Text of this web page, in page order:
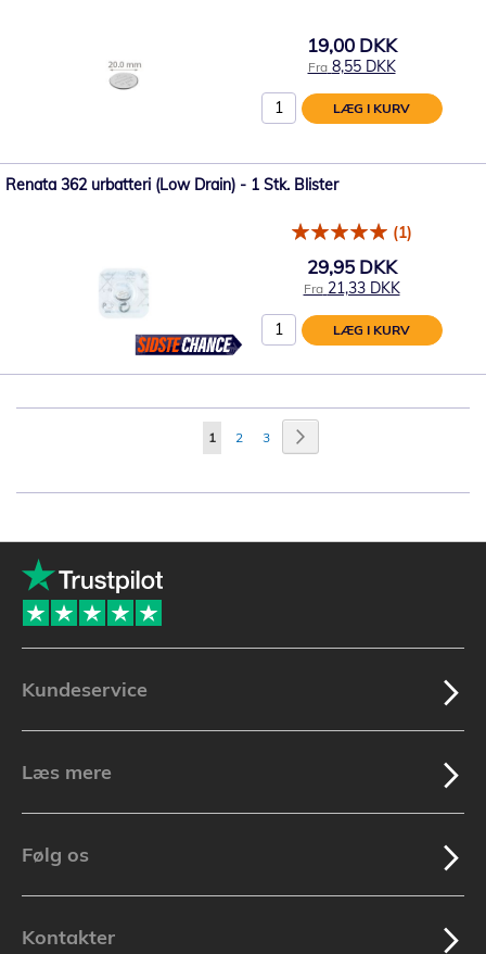
19,00 DKK
Fra 8,55 DKK
LÆG I KURV
Renata 362 urbatteri (Low Drain) - 1 Stk. Blister
(1)
29,95 DKK
Fra 21,33 DKK
LÆG I KURV
Side
Du
1 Side
2 Side
3
Kundeservice
Læs mere
Følg os
Kontakter